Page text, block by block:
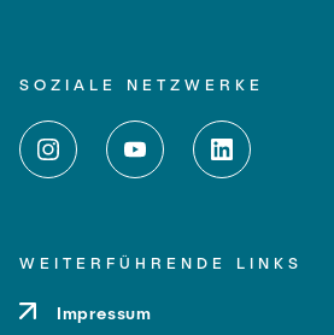
SOZIALE NETZWERKE
WEITERFÜHRENDE LINKS
Impressum